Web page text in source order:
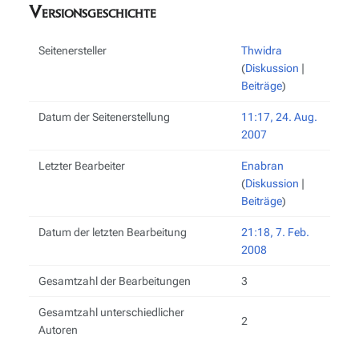
Versionsgeschichte
Seitenersteller
Thwidra
(Diskussion |
Beiträge)
Datum der Seitenerstellung
11:17, 24. Aug.
2007
Letzter Bearbeiter
Enabran
(Diskussion |
Beiträge)
Datum der letzten Bearbeitung
21:18, 7. Feb.
2008
Gesamtzahl der Bearbeitungen 3
Gesamtzahl unterschiedlicher
Autoren
2